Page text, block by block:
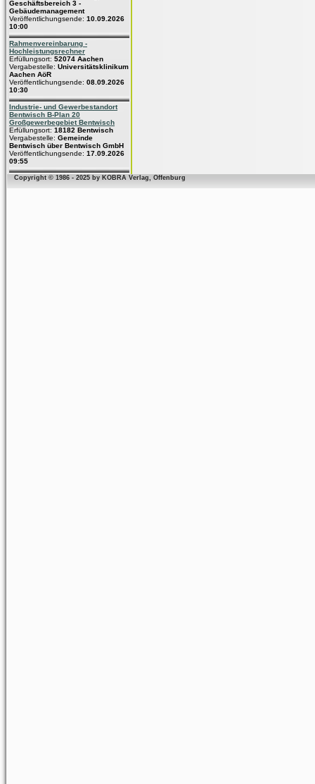
Geschäftsbereich 3 -
Gebäudemanagement
Veröffentlichungsende: 10.09.2026
10:00
Rahmenvereinbarung -
Hochleistungsrechner
Erfüllungsort: 52074 Aachen
Vergabestelle: Universitätsklinikum
Aachen AöR
Veröffentlichungsende: 08.09.2026
10:30
Industrie- und Gewerbestandort
Bentwisch B-Plan 20
Großgewerbegebiet Bentwisch
Erfüllungsort: 18182 Bentwisch
Vergabestelle: Gemeinde
Bentwisch über Bentwisch GmbH
Veröffentlichungsende: 17.09.2026
09:55
Copyright © 1986 - 2025 by KOBRA Verlag, Offenburg